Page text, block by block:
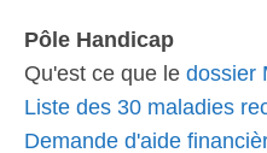
Pôle Handicap
Qu'est ce que le dossier
Liste des 30 maladies
Demande d'aide